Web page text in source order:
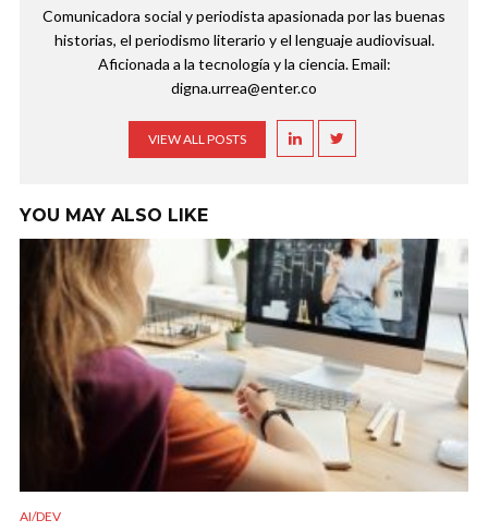
Comunicadora social y periodista apasionada por las buenas
historias, el periodismo literario y el lenguaje audiovisual.
Aficionada a la tecnología y la ciencia. Email:
digna.urrea@enter.co
VIEW ALL POSTS
YOU MAY ALSO LIKE
AI/DEV